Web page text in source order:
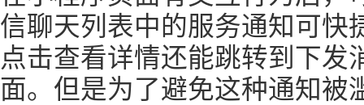
信聊天列表中的服务通知可快
点击查看详情还能跳转到下发
面。但是为了避免这种通知被